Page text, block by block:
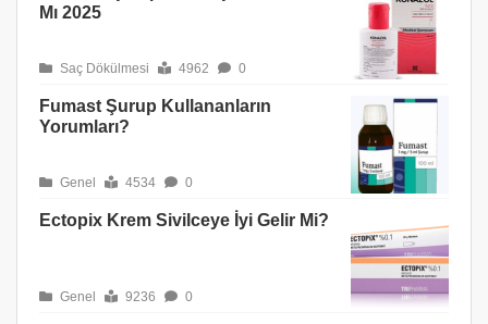
Mı 2025
Saç Dökülmesi 4962 0
Fumast Şurup Kullananların
Yorumları?
Genel 4534 0
Ectopix Krem Sivilceye İyi Gelir Mi?
Genel 9236 0